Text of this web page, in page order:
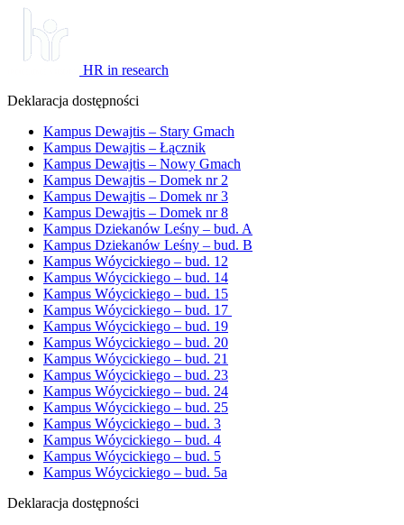
HR in research
Deklaracja dostępności
Kampus Dewajtis – Stary Gmach
Kampus Dewajtis – Łącznik
Kampus Dewajtis – Nowy Gmach
Kampus Dewajtis – Domek nr 2
Kampus Dewajtis – Domek nr 3
Kampus Dewajtis – Domek nr 8
Kampus Dziekanów Leśny – bud. A
Kampus Dziekanów Leśny – bud. B
Kampus Wóycickiego – bud. 12
Kampus Wóycickiego – bud. 14
Kampus Wóycickiego – bud. 15
Kampus Wóycickiego – bud. 17
Kampus Wóycickiego – bud. 19
Kampus Wóycickiego – bud. 20
Kampus Wóycickiego – bud. 21
Kampus Wóycickiego – bud. 23
Kampus Wóycickiego – bud. 24
Kampus Wóycickiego – bud. 25
Kampus Wóycickiego – bud. 3
Kampus Wóycickiego – bud. 4
Kampus Wóycickiego – bud. 5
Kampus Wóycickiego – bud. 5a
Deklaracja dostępności